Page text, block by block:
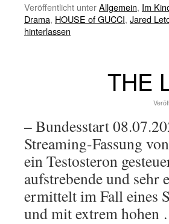
Veröffentlicht unterAllgemein, Im
Drama, HOUSE of GUCCI, Jared
hinterlassen
THE
– Bundesstart
Streaming-Fassung
ein Testosteron
aufstrebende und sehr
ermittelt im Fall eines
und mit extrem hohen